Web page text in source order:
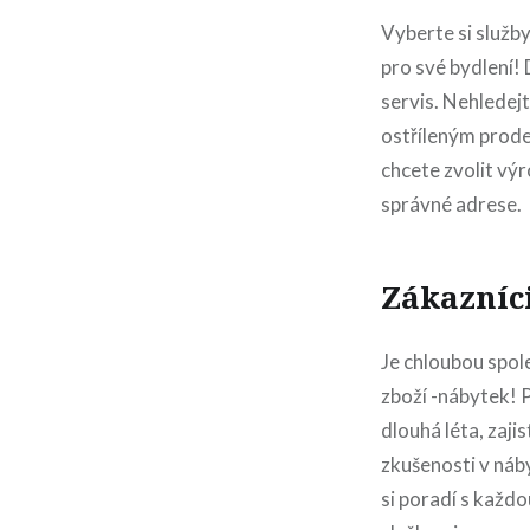
Vyberte si
pro své bydlení!
servis.
ostříleným
chcete zvolit
správné adrese.
Je chloubou
zboží -nábytek!
dlouhá léta,
zkušenosti v
si poradí s